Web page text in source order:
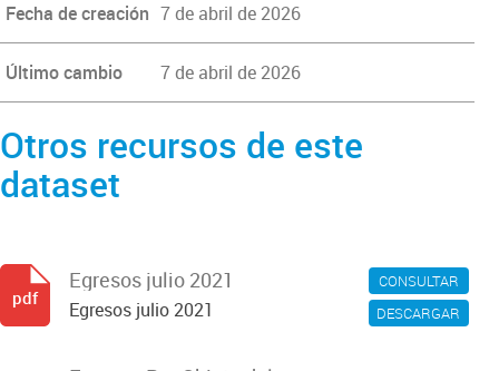
Fecha de creación 7 de abril de 2026
Último cambio 7 de abril de 2026
Otros recursos de este
dataset
CONSULTAR
DESCARGAR
Egresos julio 2021
Egresos julio 2021
pdf